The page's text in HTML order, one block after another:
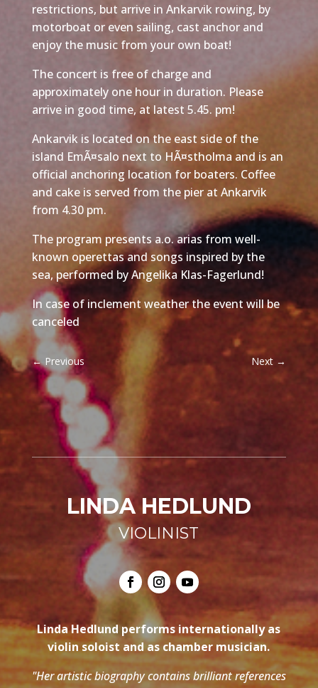
restrictions, but arrive in Ankarvik rowing, by
motorboat or even sailing, cast anchor and
enjoy the music from your own boat!
The concert is free of charge and
approximately one hour in duration. Please
arrive in good time, at latest 5.45. pm!
Ankarvik is located on the east side of the
island EmÃ¤salo next to HÃ¤stholma and is an
official anchoring location for boaters. Coffee
and cake is served from the pier at Ankarvik
from 4.30 pm.
The program presents a.o. arias from well-
known operettas and songs inspired by the
sea, performed by Angelika Klas-Fagerlund!
In case of inclement weather the event will be
canceled
← Previous Next →
LINDA HEDLUND
VIOLINIST
Linda Hedlund performs internationally as
violin soloist and as chamber musician.
"Her artistic biography contains brilliant references